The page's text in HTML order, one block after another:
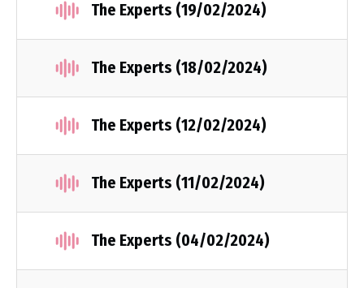
The Experts (19/02/2024)
The Experts (18/02/2024)
The Experts (12/02/2024)
The Experts (11/02/2024)
The Experts (04/02/2024)